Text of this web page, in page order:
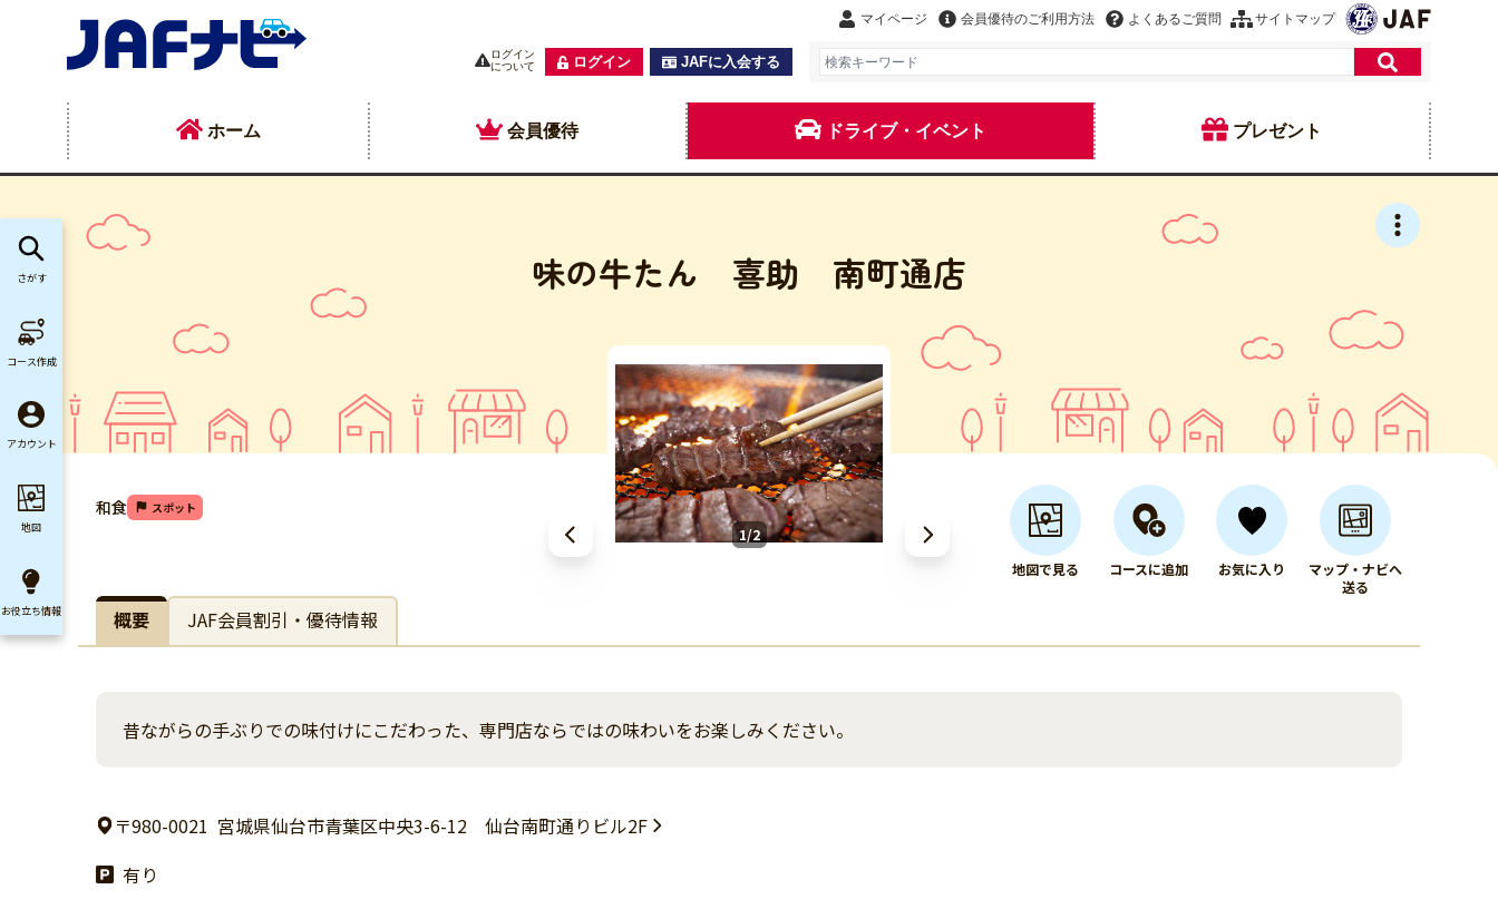
マイページ 会員優待のご利用方法 よくあるご質問 サイトマップ
ログイン
について
ログイン JAFに入会する
ホーム 会員優待 ドライブ・イベント プレゼント
味の牛たん 喜助 南町通店
1/2
和食 スポット
地図で見る コースに追加 お気に入り
マップ・ナビへ
送る
概要 JAF会員割引・優待情報
昔ながらの手ぶりでの味付けにこだわった、専門店ならではの味わいをお楽しみください。
〒980-0021 宮城県仙台市青葉区中央3-6-12 仙台南町通りビル2F
有り
さがす
コース作成
アカウント
地図
お役立ち情報